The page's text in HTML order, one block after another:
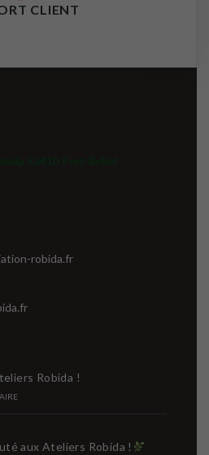
CLIENT
53410 Port-Brillet
robida.fr
Robida !
aux Ateliers Robida !